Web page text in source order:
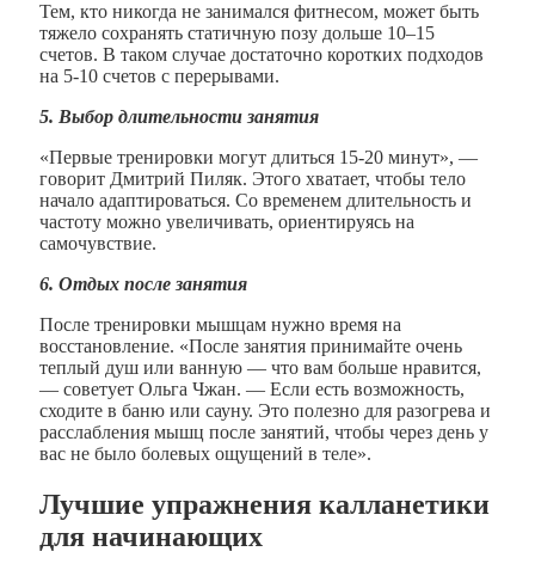
Тем, кто никогда не занимался фитнесом, может быть
тяжело сохранять статичную позу дольше 10–15
счетов. В таком случае достаточно коротких подходов
на 5-10 счетов с перерывами.
5. Выбор длительности занятия
«Первые тренировки могут длиться 15-20 минут», —
говорит Дмитрий Пиляк. Этого хватает, чтобы тело
начало адаптироваться. Со временем длительность и
частоту можно увеличивать, ориентируясь на
самочувствие.
6. Отдых после занятия
После тренировки мышцам нужно время на
восстановление. «После занятия принимайте очень
теплый душ или ванную — что вам больше нравится,
— советует Ольга Чжан. — Если есть возможность,
сходите в баню или сауну. Это полезно для разогрева и
расслабления мышц после занятий, чтобы через день у
вас не было болевых ощущений в теле».
Лучшие упражнения калланетики
для начинающих